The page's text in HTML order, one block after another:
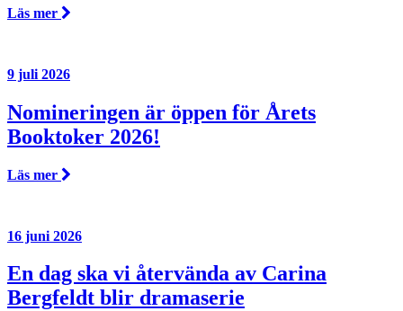
Läs mer
9 juli 2026
Nomineringen är öppen för Årets
Booktoker 2026!
Läs mer
16 juni 2026
En dag ska vi återvända av Carina
Bergfeldt blir dramaserie